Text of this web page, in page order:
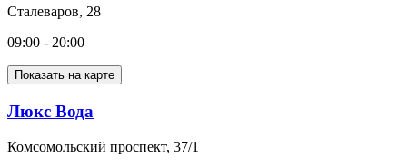
Сталеваров, 28
09:00 - 20:00
Показать на карте
Люкс Вода
Комсомольский проспект, 37/1